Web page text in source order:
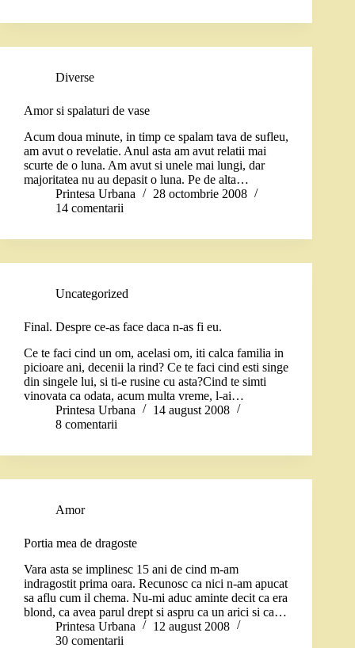
Diverse
Amor si spalaturi de vase
Acum doua minute, in timp ce spalam tava de sufleu,
am avut o revelatie. Anul asta am avut relatii mai
scurte de o luna. Am avut si unele mai lungi, dar
majoritatea nu au depasit o luna. Pe de alta…
Printesa Urbana
28 octombrie 2008
14 comentarii
Uncategorized
Final. Despre ce-as face daca n-as fi eu.
Ce te faci cind un om, acelasi om, iti calca familia in
picioare ani, decenii la rind? Ce te faci cind esti singe
din singele lui, si ti-e rusine cu asta?Cind te simti
vinovata ca odata, acum multa vreme, l-ai…
Printesa Urbana
14 august 2008
8 comentarii
Amor
Portia mea de dragoste
Vara asta se implinesc 15 ani de cind m-am
indragostit prima oara. Recunosc ca nici n-am apucat
sa aflu cum il chema. Nu-mi aduc aminte decit ca era
blond, ca avea parul drept si aspru ca un arici si ca…
Printesa Urbana
12 august 2008
30 comentarii